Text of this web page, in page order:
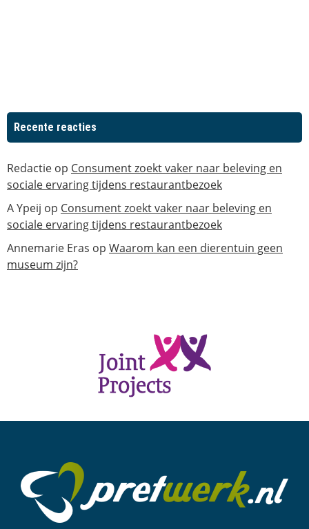
Recente reacties
Redactie op Consument zoekt vaker naar beleving en
sociale ervaring tijdens restaurantbezoek
A Ypeij op Consument zoekt vaker naar beleving en
sociale ervaring tijdens restaurantbezoek
Annemarie Eras op Waarom kan een dierentuin geen
museum zijn?